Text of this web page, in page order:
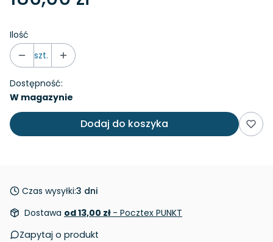
Ilość
szt.
Dostępność:
W magazynie
Dodaj do koszyka
Czas wysyłki:3 dni
Dostawa od 13,00 zł - Pocztex PUNKT
Zapytaj o produkt